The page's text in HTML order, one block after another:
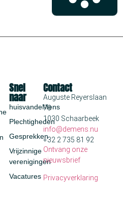
Snel
naar
huisvandeMens
Plechtigheden
Gesprekken
Vrijzinnige
verenigingen
Vacatures
Contact
Auguste Reyerslaan
70
1030 Schaarbeek
info@demens.nu
+32 2 735 81 92
Ontvang onze
nieuwsbrief
Privacyverklaring